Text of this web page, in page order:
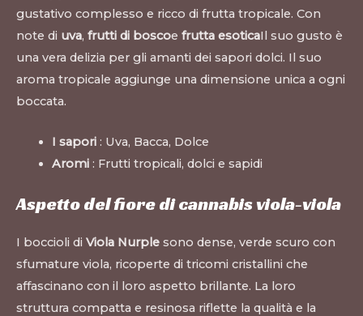
gustativo complesso e ricco di frutta tropicale. Con
note di uva, frutti di boscoe frutta esoticaIl suo gusto è
una vera delizia per gli amanti dei sapori dolci. Il suo
aroma tropicale aggiunge una dimensione unica a ogni
boccata.
I sapori: Uva, Bacca, Dolce
Aromi: Frutti tropicali, dolci e sapidi
Aspetto del fiore di cannabis viola-viola
I boccioli di Viola Nurple sono dense, verde scuro con
sfumature viola, ricoperte di tricomi cristallini che
affascinano con il loro aspetto brillante. La loro
struttura compatta e resinosa riflette la qualità e la